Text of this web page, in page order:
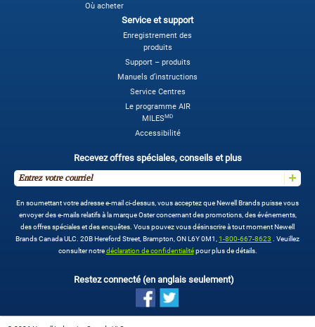
Où acheter
Service et support
Enregistrement des
produits
Support – produits
Manuels d’instructions
Service Centres
Le programme AIR
MILESMD
Accessibilité
Recevez offres spéciales, conseils et plus
En soumettant votre adresse e-mail ci-dessus, vous acceptez que Newell Brands puisse vous
envoyer des e-mails relatifs à la marque Oster concernant des promotions, des événements,
des offres spéciales et des enquêtes. Vous pouvez vous désinscrire à tout moment Newell
Brands Canada ULC. 20B Hereford Street, Brampton, ON L6Y 0M1, 1-800-667-8623
. Veuillez
consulter notre déclaration de confidentialité pour plus de détails.
Restez connecté (en anglais seulement)